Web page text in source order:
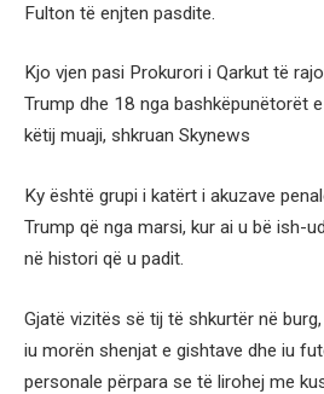
Fulton të enjten pasdite.
Kjo vjen pasi Prokurori i Qarkut të
Trump dhe 18 nga bashkëpunëtorët
këtij muaji, shkruan Skynews
Ky është grupi i katërt i akuzave
Trump që nga marsi, kur ai u bë ish-
në histori që u padit.
Gjatë vizitës së tij të shkurtër në
iu morën shenjat e gishtave dhe iu
personale përpara se të lirohej me